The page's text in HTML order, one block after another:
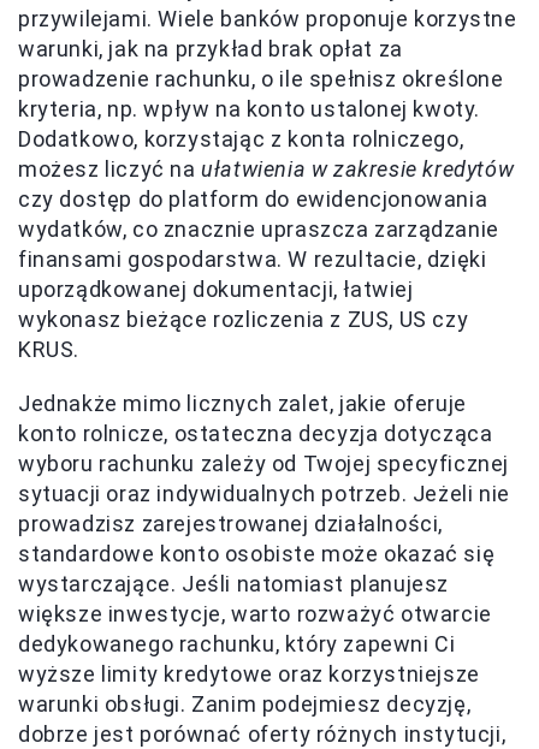
przywilejami. Wiele banków proponuje korzystne
warunki, jak na przykład brak opłat za
prowadzenie rachunku, o ile spełnisz określone
kryteria, np. wpływ na konto ustalonej kwoty.
Dodatkowo, korzystając z konta rolniczego,
możesz liczyć naułatwienia w zakresie kredytów
czy dostęp do platform do ewidencjonowania
wydatków, co znacznie upraszcza zarządzanie
finansami gospodarstwa. W rezultacie, dzięki
uporządkowanej dokumentacji, łatwiej
wykonasz bieżące rozliczenia z ZUS, US czy
KRUS.
Jednakże mimo licznych zalet, jakie oferuje
konto rolnicze, ostateczna decyzja dotycząca
wyboru rachunku zależy od Twojej specyficznej
sytuacji oraz indywidualnych potrzeb. Jeżeli nie
prowadzisz zarejestrowanej działalności,
standardowe konto osobiste może okazać się
wystarczające. Jeśli natomiast planujesz
większe inwestycje, warto rozważyć otwarcie
dedykowanego rachunku, który zapewni Ci
wyższe limity kredytowe oraz korzystniejsze
warunki obsługi. Zanim podejmiesz decyzję,
dobrze jest porównać oferty różnych instytucji,